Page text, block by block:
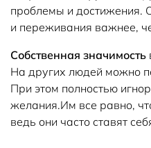
проблемы и достижения.
и переживания важнее,
Собственная значимость
На других людей можно
При этом полностью
желания.Им все равно,
ведь они часто ставят